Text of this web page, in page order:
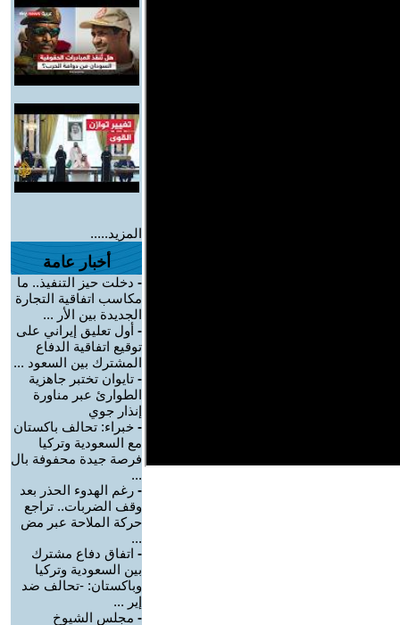
المزيد.....
أخبار عامة
- دخلت حيز التنفيذ.. ما
مكاسب اتفاقية التجارة
الجديدة بين الأر ...
- أول تعليق إيراني على
توقيع اتفاقية الدفاع
المشترك بين السعود ...
- تايوان تختبر جاهزية
الطوارئ عبر مناورة
إنذار جوي
- خبراء: تحالف باكستان
مع السعودية وتركيا
فرصة جيدة محفوفة بال
...
- رغم الهدوء الحذر بعد
وقف الضربات.. تراجع
حركة الملاحة عبر مض
...
- اتفاق دفاع مشترك
بين السعودية وتركيا
وباكستان: -تحالف ضد
إير ...
- مجلس الشيوخ